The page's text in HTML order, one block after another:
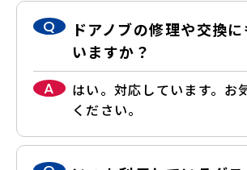
Q
ドアノブの修理や交換
いますか？
A
はい。対応しています。お
ください。